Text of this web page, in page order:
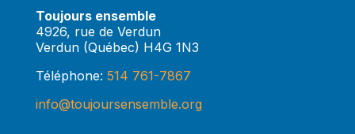
Toujours ensemble
4926, rue de Verdun
Verdun (Québec) H4G 1N3
Téléphone: 514 761-7867
info@toujoursensemble.org